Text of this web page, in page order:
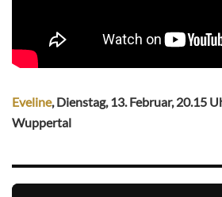
Eveline, Dienstag, 13. Februar, 20.15
Wuppertal